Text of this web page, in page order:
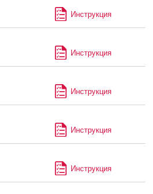
Инструкция
Инструкция
Инструкция
Инструкция
Инструкция